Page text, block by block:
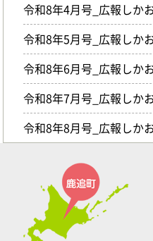
令和8年4月号_広報しか
令和8年5月号_広報しか
令和8年6月号_広報しか
令和8年7月号_広報しか
令和8年8月号_広報しか